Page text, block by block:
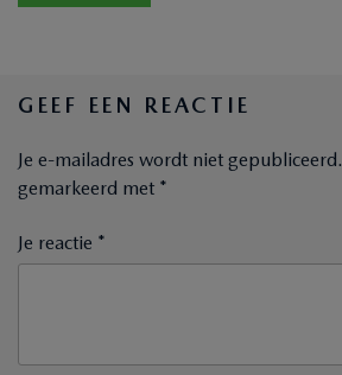
GEEF EEN REACTIE
Je e-mailadres wordt niet gepubliceerd.
gemarkeerd met *
Je reactie *